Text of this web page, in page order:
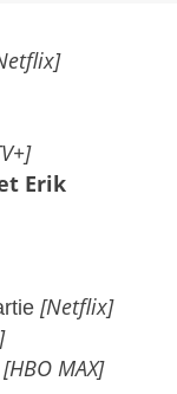
Erik
[Netflix]
[HBO MAX]